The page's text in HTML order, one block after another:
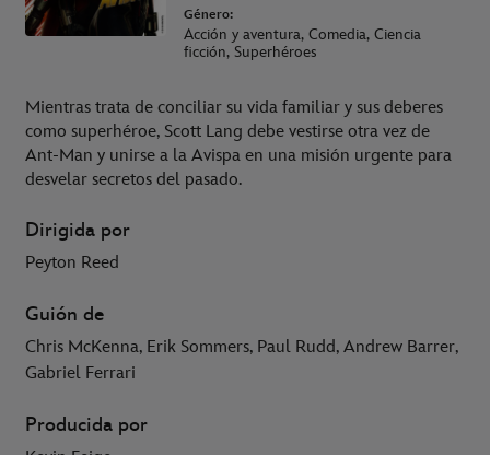
Género:
Acción y aventura, Comedia, Ciencia
ficción, Superhéroes
Mientras trata de conciliar su vida familiar y sus deberes
como superhéroe, Scott Lang debe vestirse otra vez de
Ant-Man y unirse a la Avispa en una misión urgente para
desvelar secretos del pasado.
Dirigida por
Peyton Reed
Guión de
Chris McKenna, Erik Sommers, Paul Rudd, Andrew Barrer,
Gabriel Ferrari
Producida por